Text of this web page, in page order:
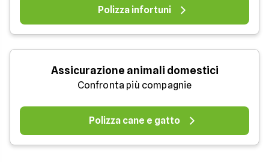
Polizza infortuni
Assicurazione animali domestici
Confronta più compagnie
Polizza cane e gatto